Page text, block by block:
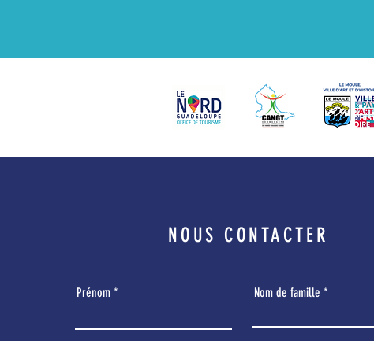
NOUS CONTACTER
Prénom Nom de famille